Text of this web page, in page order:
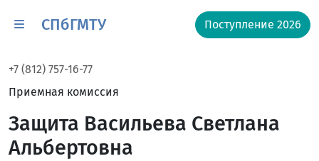
СПбГМТУ Поступление 2026
+7 (812) 757-16-77
Приемная комиссия
Защита Васильева Светлана
Альбертовна